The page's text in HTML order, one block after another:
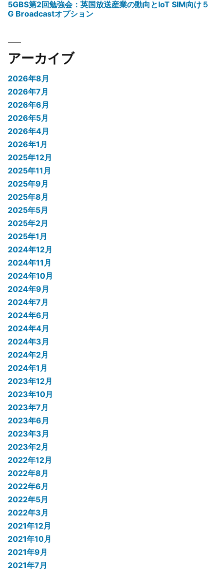
5GBS第2回勉強会：英国放送産業の動向とIoT SIM向け５
G Broadcastオプション
アーカイブ
2026年8月
2026年7月
2026年6月
2026年5月
2026年4月
2026年1月
2025年12月
2025年11月
2025年9月
2025年8月
2025年5月
2025年2月
2025年1月
2024年12月
2024年11月
2024年10月
2024年9月
2024年7月
2024年6月
2024年4月
2024年3月
2024年2月
2024年1月
2023年12月
2023年10月
2023年7月
2023年6月
2023年3月
2023年2月
2022年12月
2022年8月
2022年6月
2022年5月
2022年3月
2021年12月
2021年10月
2021年9月
2021年7月